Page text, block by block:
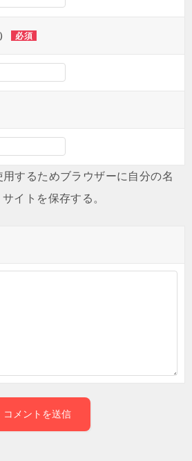
必須
するためブラウザーに自分の名
イトを保存する。